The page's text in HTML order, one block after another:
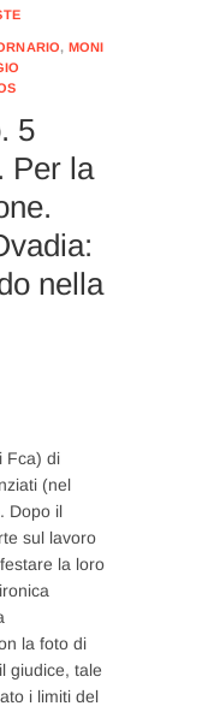
, MONI
5
Per la
nella
Fca) di
(nel
Dopo il
sul lavoro
la loro
la foto di
giudice, tale
i limiti del